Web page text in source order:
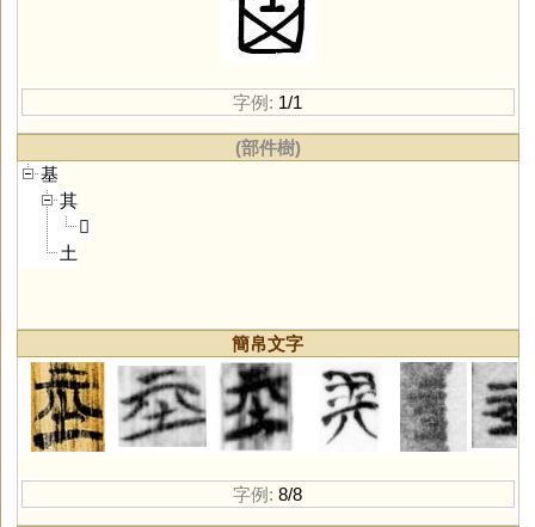
字例: 1/1
(部件樹)
基
其
𠀠
土
簡帛文字
字例: 8/8